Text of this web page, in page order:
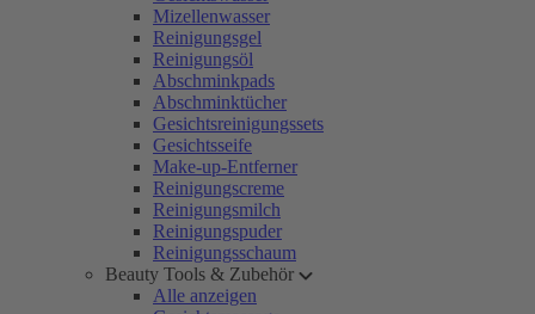
Mizellenwasser
Reinigungsgel
Reinigungsöl
Abschminkpads
Abschminktücher
Gesichtsreinigungssets
Gesichtsseife
Make-up-Entferner
Reinigungscreme
Reinigungsmilch
Reinigungspuder
Reinigungsschaum
Beauty Tools & Zubehör
Alle anzeigen